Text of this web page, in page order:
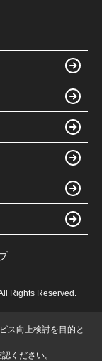
Rights Reserved.
ス向上検討を目的と
ください。